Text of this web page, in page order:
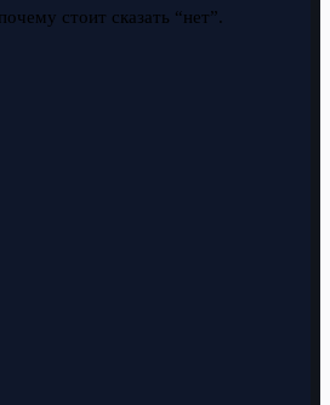
стоит сказать “нет”.